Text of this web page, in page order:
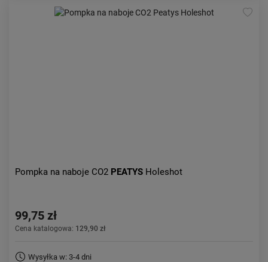
Pompka na naboje CO2 PEATYS Holeshot
99,75 zł
Cena katalogowa: 129,90 zł
Wysyłka w: 3-4 dni